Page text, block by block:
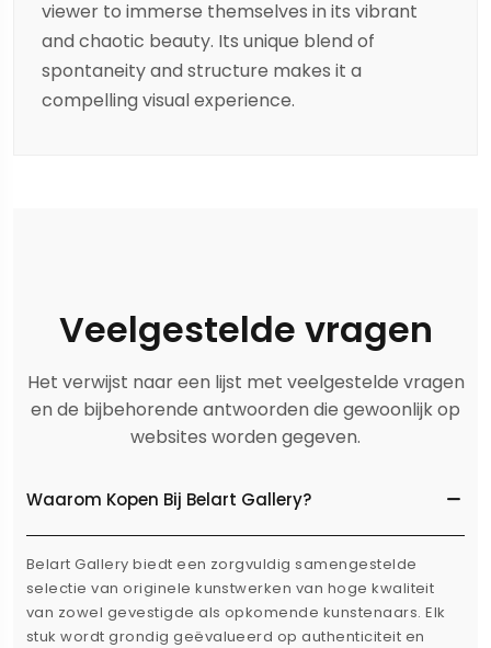
viewer to immerse themselves in its vibrant
and chaotic beauty. Its unique blend of
spontaneity and structure makes it a
compelling visual experience.
Veelgestelde vragen
Het verwijst naar een lijst met veelgestelde vragen
en de bijbehorende antwoorden die gewoonlijk op
websites worden gegeven.
Waarom Kopen Bij Belart Gallery?
Belart Gallery biedt een zorgvuldig samengestelde
selectie van originele kunstwerken van hoge kwaliteit
van zowel gevestigde als opkomende kunstenaars. Elk
stuk wordt grondig geëvalueerd op authenticiteit en